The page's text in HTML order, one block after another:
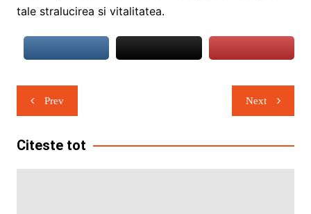
tale stralucirea si vitalitatea.
Navigare
în
articole
Prev Next
Citeste tot